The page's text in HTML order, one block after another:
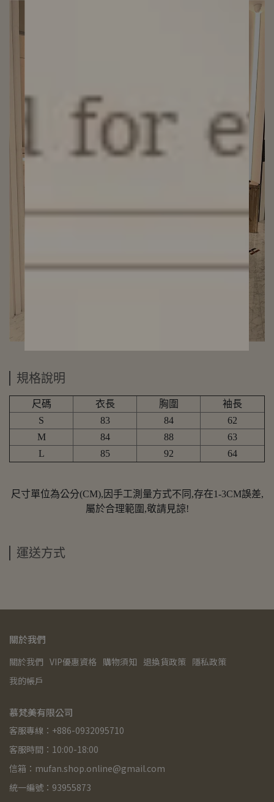
規格說明
尺碼 衣長 胸圍
袖長
S
83 84
62
M
84 88
63
L
85 92 64
尺寸單位為公分(CM),因手工測量方式不同,存在1-3CM誤差,
屬於合理範圍,敬請見諒!
運送方式
關於我們
關於我們 VIP優惠資格 購物須知 退換貨政策 隱私政策
我的帳戶
慕梵美有限公司
客服專線：+886-0932095710
客服時間：10:00-18:00
信箱：mufan.shop.online@gmail.com
統一編號：93955873